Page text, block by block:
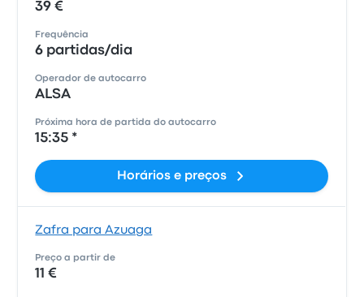
39 €
Frequência
6 partidas/dia
Operador de autocarro
ALSA
Próxima hora de partida do autocarro
15:35 *
Horários e preços
Zafra para Azuaga
Preço a partir de
11 €